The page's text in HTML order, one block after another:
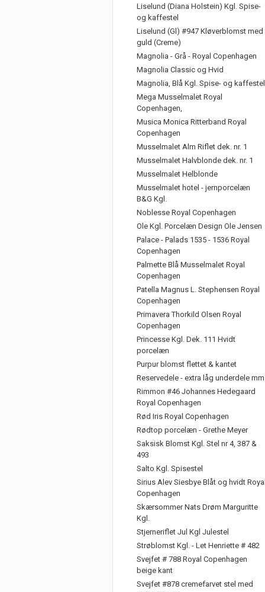
Liselund (Diana Holstein) Kgl. Spise-
og kaffestel
Liselund (Gl) #947 Kløverblomst med
guld (Creme)
Magnolia - Grå - Royal Copenhagen
Magnolia Classic og Hvid
Magnolia, Blå Kgl. Spise- og kaffestel
Mega Musselmalet Royal
Copenhagen,
Musica Monica Ritterband Royal
Copenhagen
Musselmalet Alm Riflet dek. nr. 1
Musselmalet Halvblonde dek. nr. 1
Musselmalet Helblonde
Musselmalet hotel - jernporcelæn
B&G Kgl.
Noblesse Royal Copenhagen
Ole Kgl. Porcelæn Design Ole Jensen
Palace - Palads 1535 - 1536 Royal
Copenhagen
Palmette Blå Musselmalet Royal
Copenhagen
Patella Magnus L. Stephensen Royal
Copenhagen
Primavera Thorkild Olsen Royal
Copenhagen
Princesse Kgl. Dek. 111 Hvidt
porcelæn
Purpur blomst flettet & kantet
Reservedele - extra låg underdele mm
Rimmon #46 Johannes Hedegaard
Royal Copenhagen
Rød Iris Royal Copenhagen
Rødtop porcelæn - Grethe Meyer
Saksisk Blomst Kgl. Stel nr 4, 387 &
493
Salto Kgl. Spisestel
Sirius Alev Siesbye Blåt og hvidt
Copenhagen
Skærsommer Nats Drøm Marguritte
Kgl.
Stjerneriflet Jul Kgl Julestel
Strøblomst Kgl. - Let Henriette # 482
Svejfet # 788 Royal Copenhagen
beige kant
Svejfet #878 cremefarvet stel med